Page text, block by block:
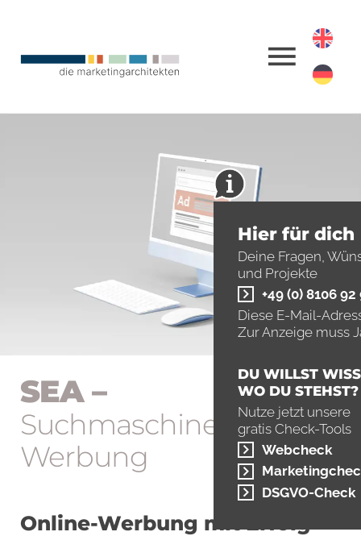
SEA –
Such­maschinen-
Werbung
Online-Werbung mit Erfolg
Hier für dich
Deine Fragen,
und Projekte
+49 (0) 8106 92
Diese E-Mail-
Zur Anzeige muss
DU WILLST
WO DU STEHST?
Nutze jetzt unsere
gratis Check-Tools
Webcheck
DSGVO-Check